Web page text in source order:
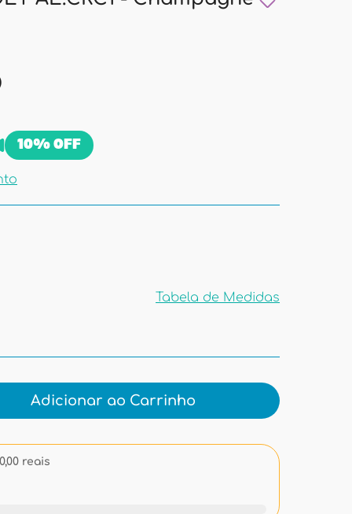
10% OFF
Tabela de Medidas
Medidas
Adicionar ao Carrinho
reais